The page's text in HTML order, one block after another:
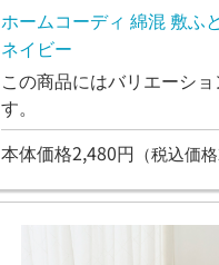
ホームコーディ 綿混 敷ふ
ネイビー
この商品にはバリエーショ
す。
本体価格2,480円 （税込価